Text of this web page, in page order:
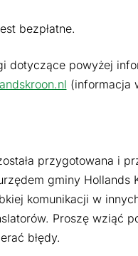
bezpłatne.
dotyczące powyżej
(informacja
przygotowana i
gminy Hollands
komunikacji w
Proszę wziąć
błędy.